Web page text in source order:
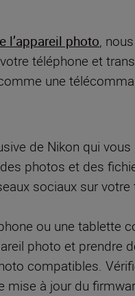
l’appareil photo,
téléphone et
une
de Nikon qui
photos et des
sociaux sur
ou une
photo et
compatibles.
mise à jour du